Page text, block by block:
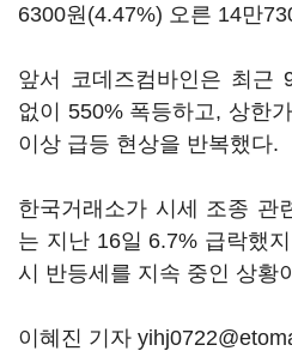
6300원(4.47%) 오른 14만
앞서 코데즈컴바인은 최근
없이 550% 폭등하고, 상한
이상 급등 현상을 반복했다.
한국거래소가 시세 조종 관
는 지난 16일 6.7% 급락했
시 반등세를 지속 중인 상황
이혜진 기자